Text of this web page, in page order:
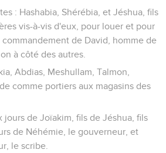
: Hashabia, Shérébia, et Jéshua, fils
vis-à-vis d'eux, pour louer et pour
de David, homme de
à côté des autres.
Abdias, Meshullam, Talmon,
comme portiers aux magasins des
jours de Joïakim, fils de Jéshua, fils
de Néhémie, le gouverneur, et
le scribe.